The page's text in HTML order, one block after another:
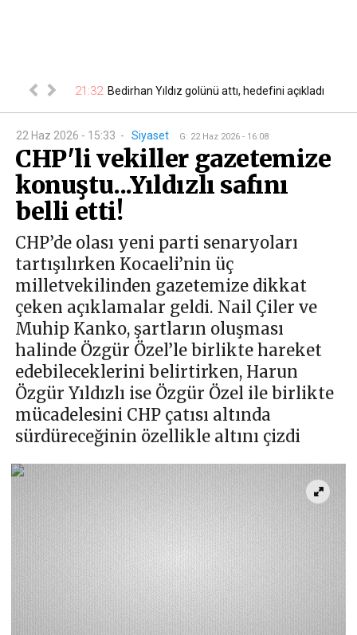
21:32 Bedirhan Yıldız golünü attı, hedefini açıkladı
22 Haz 2026 - 15:33 - Siyaset G: 22 Haz 2026 - 16:08
CHP'li vekiller gazetemize
konuştu...Yıldızlı safını
belli etti!
CHP’de olası yeni parti senaryoları
tartışılırken Kocaeli’nin üç
milletvekilinden gazetemize dikkat
çeken açıklamalar geldi. Nail Çiler ve
Muhip Kanko, şartların oluşması
halinde Özgür Özel’le birlikte hareket
edebileceklerini belirtirken, Harun
Özgür Yıldızlı ise Özgür Özel ile birlikte
mücadelesini CHP çatısı altında
sürdüreceğinin özellikle altını çizdi